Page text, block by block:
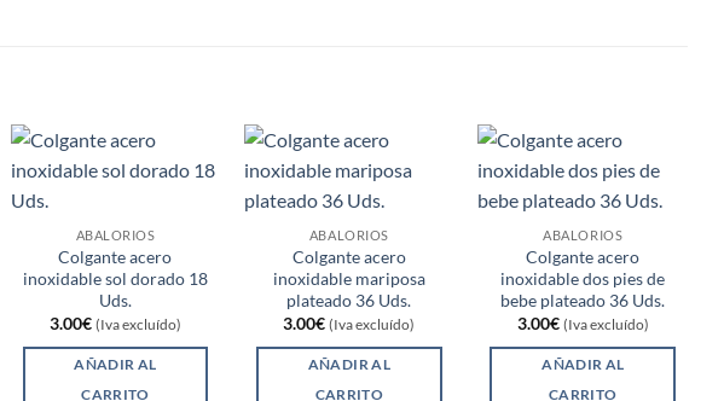
ABALORIOS
Colgante acero
inoxidable sol dorado 18
Uds.
3.00€ (Iva excluído)
AÑADIR AL
CARRITO
ABALORIOS
Colgante acero
inoxidable mariposa
plateado 36 Uds.
3.00€ (Iva excluído)
AÑADIR AL
CARRITO
ABALORIOS
Colgante acero
inoxidable dos pies de
bebe plateado 36 Uds.
3.00€ (Iva excluído)
AÑADIR AL
CARRITO